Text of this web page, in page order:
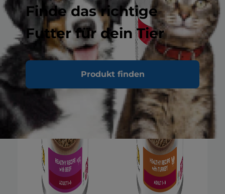
Finde das richtige
Futter für dein Tier
Produkt finden